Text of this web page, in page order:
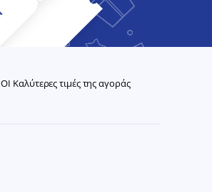
ΟΙ Καλύτερες τιμές της αγοράς